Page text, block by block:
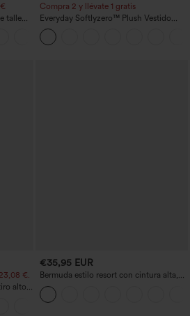
talle
pierna
Compra 2 y llévate 1 gratis
Everyday Softlyzero™ Plush Vestido
deportivo sin espalda 2 en 1
acampanado -Wannabe -Easy Peezy
€.
alto
con
€35,95 EUR
Bermuda estilo resort con cintura alta,
dobladillo remangado y efecto lino, 10'',
con bolsillos